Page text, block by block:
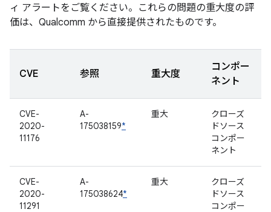
ィ アラートをご覧ください。これらの問題の重大度の評
価は、Qualcomm から直接提供されたものです。
CVE 参照 重大度
コンポー
ネント
CVE-
2020-
11176
A-
175038159*
重大
クローズ
ドソース
コンポー
ネント
CVE-
2020-
11291
A-
175038624*
重大
クローズ
ドソース
コンポー